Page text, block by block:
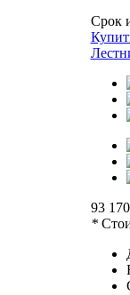
Срок
93
*